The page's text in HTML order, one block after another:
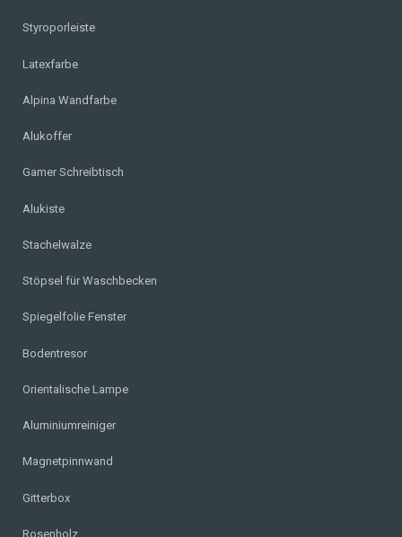
Styroporleiste
Latexfarbe
Alpina Wandfarbe
Alukoffer
Gamer Schreibtisch
Alukiste
Stachelwalze
Stöpsel für Waschbecken
Spiegelfolie Fenster
Bodentresor
Orientalische Lampe
Aluminiumreiniger
Magnetpinnwand
Gitterbox
Rosenholz